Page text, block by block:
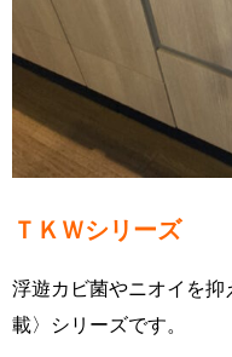
ＴＫＷシリーズ
浮遊カビ菌やニオイを
載〉シリーズです。